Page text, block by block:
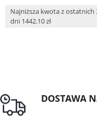
Najniższa kwota z ostatnich
dni 1442.10 zł
DOSTAWA